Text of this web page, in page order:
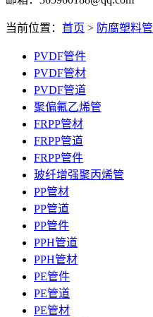
当前位置： 首页 > 防腐塑料管
PVDF管件
PVDF管材
PVDF管道
聚偏氟乙烯管
FRPP管材
FRPP管道
FRPP管件
玻纤增强聚丙烯管
PP管材
PP管道
PP管件
PPH管道
PPH管材
PE管件
PE管道
PE管材